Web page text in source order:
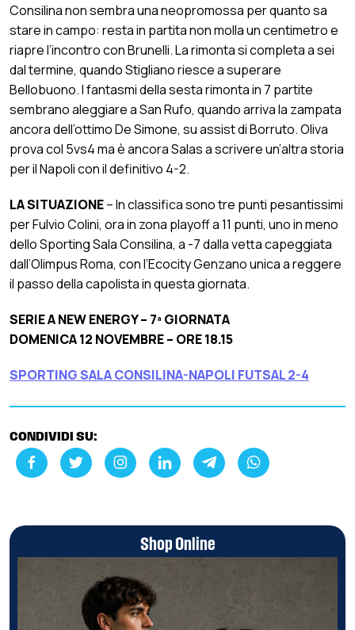
Consilina non sembra una neopromossa per quanto sa
stare in campo: resta in partita non molla un centimetro e
riapre l’incontro con Brunelli. La rimonta si completa a sei
dal termine, quando Stigliano riesce a superare
Bellobuono. I fantasmi della sesta rimonta in 7 partite
sembrano aleggiare a San Rufo, quando arriva la zampata
ancora dell’ottimo De Simone, su assist di Borruto. Oliva
prova col 5vs4 ma è ancora Salas a scrivere un’altra storia
per il Napoli con il definitivo 4-2.
LA SITUAZIONE– In classifica sono tre punti pesantissimi
per Fulvio Colini, ora in zona playoff a 11 punti, uno in meno
dello Sporting Sala Consilina, a -7 dalla vetta capeggiata
dall’Olimpus Roma, con l’Ecocity Genzano unica a reggere
il passo della capolista in questa giornata.
SERIE A NEW ENERGY – 7ª GIORNATA
DOMENICA 12 NOVEMBRE – ORE 18.15
SPORTING SALA CONSILINA-NAPOLI FUTSAL 2-4
CONDIVIDI SU:
Shop Online